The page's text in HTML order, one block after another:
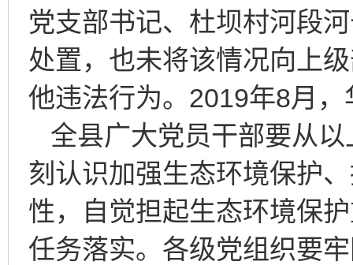
党支部书记、杜坝村河段
处置，也未将该情况向上
他违法行为。2019年8月
全县广大党员干部要从
刻认识加强生态环境保护
性，自觉担起生态环境保
任务落实。各级党组织要